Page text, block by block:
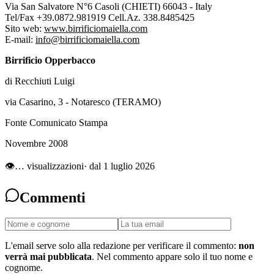
Via San Salvatore N°6 Casoli (CHIETI) 66043 - Italy
Tel/Fax +39.0872.981919 Cell.Az. 338.8485425
Sito web: www.birrificiomaiella.com
E-mail: info@birrificiomaiella.com
Birrificio Opperbacco
di Recchiuti Luigi
via Casarino, 3 - Notaresco (TERAMO)
Fonte Comunicato Stampa
Novembre 2008
👁… visualizzazioni· dal 1 luglio 2026
Commenti
L'email serve solo alla redazione per verificare il commento: non
verrà mai pubblicata. Nel commento appare solo il tuo nome e
cognome.